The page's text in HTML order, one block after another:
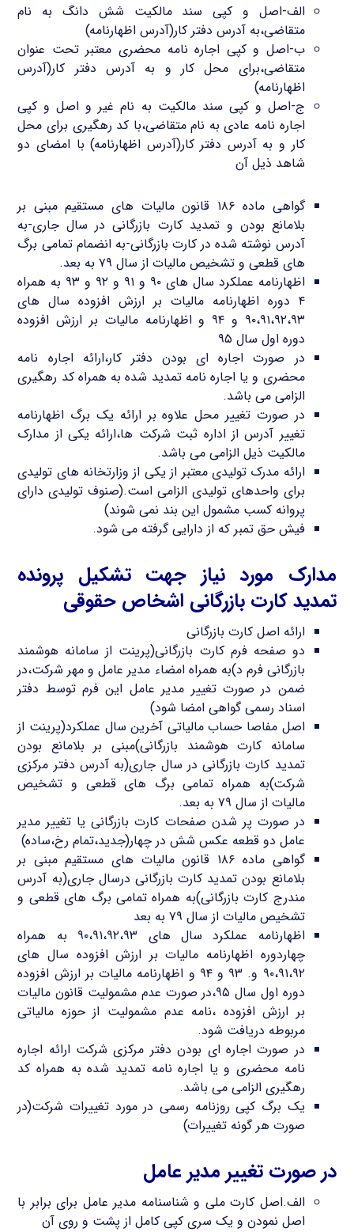
الف-اصل و کپی سند مالکیت شش دانگ به نام
متقاضی،به آدرس دفتر کار(آدرس اظهارنامه)
ب-اصل و کپی اجاره نامه محضری معتبر تحت عنوان
متقاضی،برای محل کار و به آدرس دفتر کار(آدرس
اظهارنامه)
ج-اصل و کپی سند مالکیت به نام غیر و اصل و کپی
اجاره نامه عادی به نام متقاضی،با کد رهگیری برای محل
کار و به آدرس دفتر کار(آدرس اظهارنامه) با امضای دو
شاهد ذیل آن
گواهی ماده ۱۸۶ قانون مالیات های مستقیم مبنی بر
بلامانع بودن و تمدید کارت بازرگانی در سال جاری-به
آدرس نوشته شده در کارت بازرگانی-به انضمام تمامی برگ
های قطعی و تشخیص مالیات از سال ۷۹ به بعد.
اظهارنامه عملکرد سال های ۹۰ و ۹۱ و ۹۲ و ۹۳ به همراه
۴ دوره اظهارنامه مالیات بر ارزش افزوده سال های
۹۰،۹۱،۹۲،۹۳ و ۹۴ و اظهارنامه مالیات بر ارزش افزوده
دوره اول سال ۹۵
در صورت اجاره ای بودن دفتر کار،ارائه اجاره نامه
محضری و یا اجاره نامه تمدید شده به همراه کد رهگیری
الزامی می باشد.
در صورت تغییر محل علاوه بر ارائه یک برگ اظهارنامه
تغییر آدرس از اداره ثبت شرکت ها،ارائه یکی از مدارک
مالکیت ذیل الزامی می باشد.
ارائه مدرک تولیدی معتبر از یکی از وزارتخانه های تولیدی
برای واحدهای تولیدی الزامی است.(صنوف تولیدی دارای
پروانه کسب مشمول این بند نمی شوند)
فیش حق تمبر که از دارایی گرفته می شود.
مدارک مورد نیاز جهت تشکیل پرونده
تمدید کارت بازرگانی اشخاص حقوقی
ارائه اصل کارت بازرگانی
دو صفحه فرم کارت بازرگانی(پرینت از سامانه هوشمند
بازرگانی فرم د)به همراه امضاء مدیر عامل و مهر شرکت،در
ضمن در صورت تغییر مدیر عامل این فرم توسط دفتر
اسناد رسمی گواهی امضا شود)
اصل مفاصا حساب مالیاتی آخرین سال عملکرد(پرینت از
سامانه کارت هوشمند بازرگانی)مبنی بر بلامانع بودن
تمدید کارت بازرگانی در سال جاری(به آدرس دفتر مرکزی
شرکت)به همراه تمامی برگ های قطعی و تشخیص
مالیات از سال ۷۹ به بعد.
در صورت پر شدن صفحات کارت بازرگانی یا تغییر مدیر
عامل دو قطعه عکس شش در چهار(جدید،تمام رخ،ساده)
گواهی ماده ۱۸۶ قانون مالیات های مستقیم مبنی بر
بلامانع بودن تمدید کارت بازرگانی درسال جاری(به آدرس
مندرج کارت بازرگانی)به همراه تمامی برگ های قطعی و
تشخیص مالیات از سال ۷۹ به بعد
اظهارنامه عملکرد سال های ۹۰،۹۱،۹۲،۹۳ به همراه
چهاردوره اظهارنامه مالیات بر ارزش افزوده سال های
۹۰،۹۱،۹۲ و. ۹۳ و ۹۴ و اظهارنامه مالیات بر ارزش افزوده
دوره اول سال ۹۵،در صورت عدم مشمولیت قانون مالیات
بر ارزش افزوده ،نامه عدم مشمولیت از حوزه مالیاتی
مربوطه دریافت شود.
در صورت اجاره ای بودن دفتر مرکزی شرکت ارائه اجاره
نامه محضری و یا اجاره نامه تمدید شده به همراه کد
رهگیری الزامی می باشد.
یک برگ کپی روزنامه رسمی در مورد تغییرات شرکت(در
صورت هر گونه تغییرات)
در صورت تغییر مدیر عامل
الف.اصل کارت ملی و شناسنامه مدیر عامل برای برابر با
اصل نمودن و یک سری کپی کامل از پشت و روی آن